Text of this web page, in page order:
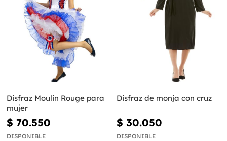
Disfraz Moulin Rouge para
mujer
$ 70.550
DISPONIBLE
Disfraz de monja con cruz
$ 30.050
DISPONIBLE